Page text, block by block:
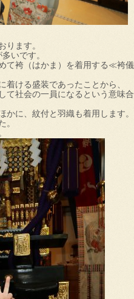
ります。
いです。
て袴（はかま）を着用する≪袴儀
着ける盛装であったことから、
て社会の一員になるという意味合
かに、紋付と羽織も着用します。
。